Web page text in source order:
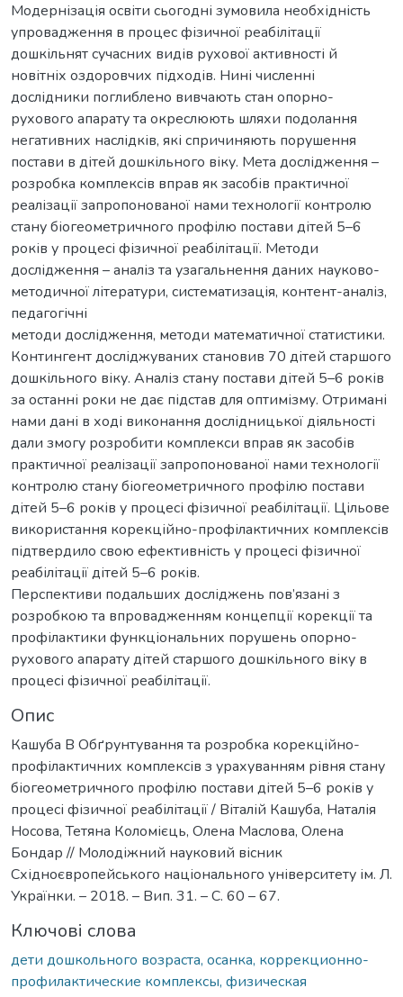
Модернізація освіти сьогодні зумовила необхідність
упровадження в процес фізичної реабілітації
дошкільнят сучасних видів рухової активності й
новітніх оздоровчих підходів. Нині численні
дослідники поглиблено вивчають стан опорно-
рухового апарату та окреслюють шляхи подолання
негативних наслідків, які спричиняють порушення
постави в дітей дошкільного віку. Мета дослідження –
розробка комплексів вправ як засобів практичної
реалізації запропонованої нами технології контролю
стану біогеометричного профілю постави дітей 5–6
років у процесі фізичної реабілітації. Методи
дослідження – аналіз та узагальнення даних науково-
методичної літератури, систематизація, контент-аналіз,
педагогічні
методи дослідження, методи математичної статистики.
Контингент досліджуваних становив 70 дітей старшого
дошкільного віку. Аналіз стану постави дітей 5–6 років
за останні роки не дає підстав для оптимізму. Отримані
нами дані в ході виконання дослідницької діяльності
дали змогу розробити комплекси вправ як засобів
практичної реалізації запропонованої нами технології
контролю стану біогеометричного профілю постави
дітей 5–6 років у процесі фізичної реабілітації. Цільове
використання корекційно-профілактичних комплексів
підтвердило свою ефективність у процесі фізичної
реабілітації дітей 5–6 років.
Перспективи подальших досліджень пов’язані з
розробкою та впровадженням концепції корекції та
профілактики функціональних порушень опорно-
рухового апарату дітей старшого дошкільного віку в
процесі фізичної реабілітації.
Опис
Кашуба В Обґрунтування та розробка корекційно-
профілактичних комплексів з урахуванням рівня стану
біогеометричного профілю постави дітей 5–6 років у
процесі фізичної реабілітації / Віталій Кашуба, Наталія
Носова, Тетяна Коломієць, Олена Маслова, Олена
Бондар // Молодіжний науковий вісник
Східноєвропейського національного університету ім. Л.
Українки. – 2018. – Вип. 31. – С. 60 – 67.
Ключові слова
дети дошкольного возраста, осанка, коррекционно-
профилактические комплексы, физическая